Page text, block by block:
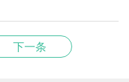
下一条